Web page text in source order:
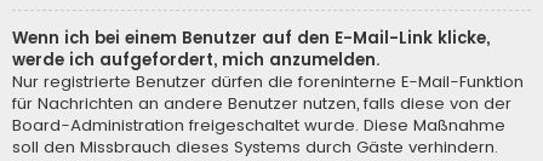
Wenn ich bei einem Benutzer auf den E-Mail-Link klicke,
werde ich aufgefordert, mich anzumelden.
Nur registrierte Benutzer dürfen die foreninterne E-Mail-Funktion
für Nachrichten an andere Benutzer nutzen, falls diese von der
Board-Administration freigeschaltet wurde. Diese Maßnahme
soll den Missbrauch dieses Systems durch Gäste verhindern.